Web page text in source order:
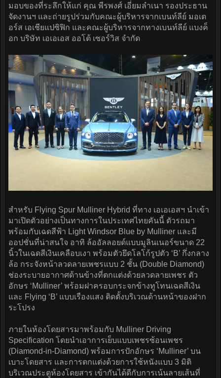
มอบของที่ระลึกให้แก่ คุณ พีรพงศ์ เอี่ยมลำเนา รองประธาน
จัดงานฯ และถ่ายรูปร่วมกับคณะผู้บริหารจากเบนท์ลีย์ มอเต
อร์ส เอเชียแปซิฟิก และคณะผู้บริหารจากทางเบนท์ลีย์ แบงค็
อก บริษัท เอเอเอส ออโต้ เซอร์วิส จำกัด
สำหรับ Flying Spur Mulliner Hybrid ที่ทาง เอเอเอสฯ นำเข้า
มาเปิดตัวอย่างเป็นทางการในประเทศไทยคันนี้ ตัวรถมา
พร้อมกับเฉดสีฟ้า Light Windsor Blue by Mulliner และมี
ออปชั่นที่น่าสนใจ อาทิ ล้ออัลลอยด์แบบมูลินเนอร์ขนาด 22
นิ้วในเฉดสีเงินเคลือบเงา พร้อมตัวยึดโลโก้รูปตัว ‘B’ กึ่งกลาง
ล้อ กระจังหน้าลวดลายเพชรแบบ 2 ชั้น (Double Diamond)
ช่องระบายอากาศด้านข้างที่ตกแต่งด้วยลวดลายเพชร ตัว
อักษร ‘Mulliner’ พร้อมฝาครอบกระจกข้างทูโทนเฉดสีเงิน
และ Flying ‘B’ แบบเรืองแสง ติดตั้งบริเวณด้านหน้าของฝาก
ระโปรง
ภายในห้องโดยสารมาพร้อมกับ Mulliner Driving
Specification โดยนำเอาการเย็บแบบเพชรซ้อนเพชร
(Diamond-in-Diamond) พร้อมการปักอักษร ‘Mulliner’ บน
เบาะโดยสาร และการตกแต่งด้วยการใช้หนังแบบ 3 มิติ
บริเวณประตูห้องโดยสาร เข้ากันได้ดีกับการเน้นลายเส้นที่